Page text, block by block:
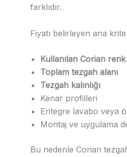
farklıdır.
Fiyatı belirleyen ana
Kullanılan Corian
Toplam tezgah alanı
Tezgah kalınlığı
Kenar profilleri
Entegre lavabo veya
Montaj ve uygulama
Bu nedenle Corian